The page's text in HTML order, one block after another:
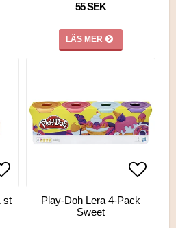
55 SEK
LÄS MER
till i favoritlistan
till i favoritlistan
st Lägg
Play-Doh Lera 4-Pack
Sweet